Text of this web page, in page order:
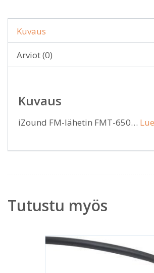
Kuvaus
Arviot (0)
Kuvaus
iZound FM-lähetin FMT-650…
Tutustu myös